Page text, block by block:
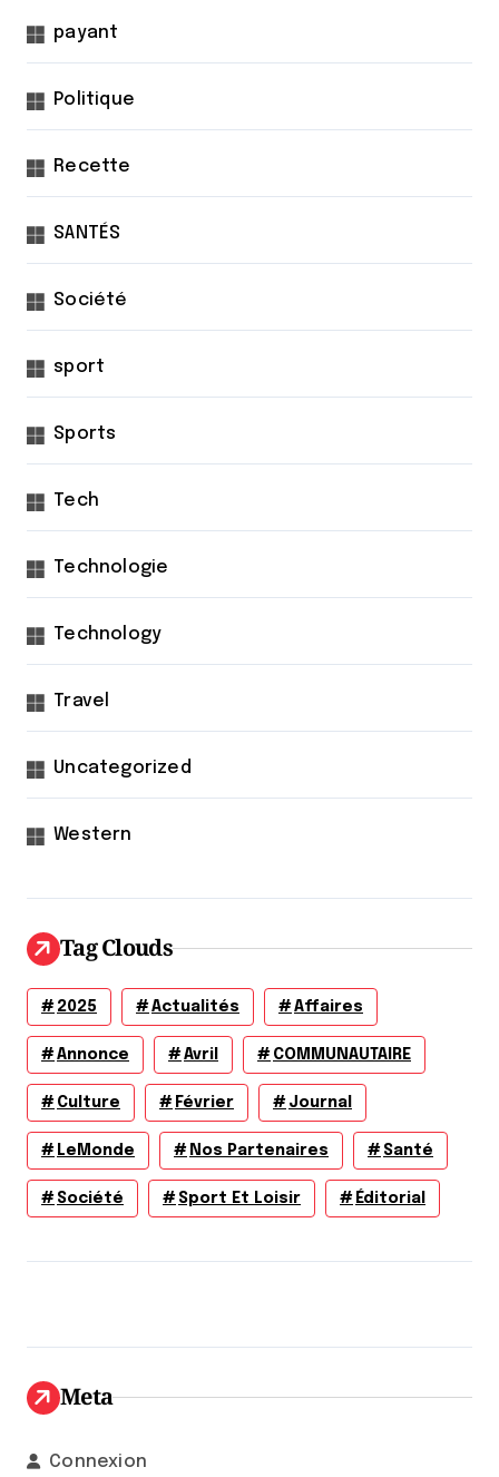
payant
Politique
Recette
SANTÉS
Société
sport
Sports
Tech
Technologie
Technology
Travel
Uncategorized
Western
Tag Clouds
2025 Actualités Affaires
Annonce Avril COMMUNAUTAIRE
Culture Février Journal
LeMonde Nos Partenaires Santé
Société Sport Et Loisir Éditorial
Meta
Connexion